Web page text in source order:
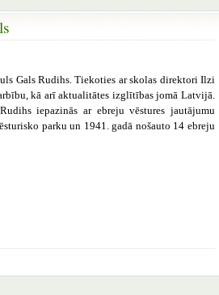
Gals Rudihs. Tiekoties ar skolas direktori Ilzi
kā arī aktualitātes izglītības jomā Latvijā.
iepazinās ar ebreju vēstures jautājumu
parku un 1941. gadā nošauto 14 ebreju